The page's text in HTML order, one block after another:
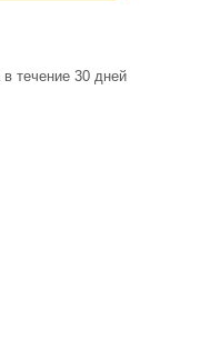
в течение 30 дней